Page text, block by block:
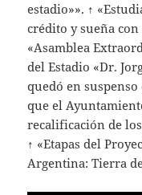
estadio»». ↑
crédito y sueña
«Asamblea
del Estadio «Dr.
quedó en
que el
recalificación de
↑ «Etapas del
Argentina: Tierra